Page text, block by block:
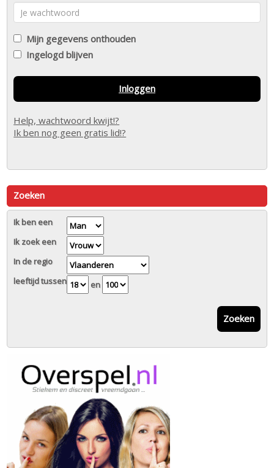
Mijn gegevens onthouden
Ingelogd blijven
Inloggen
Help, wachtwoord kwijt!?
Ik ben nog geen gratis lid!?
Zoeken
Ik ben een
Ik zoek een
In de regio
leeftijd tussen
en
Zoeken